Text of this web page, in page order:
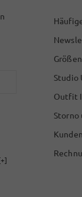
Studio
Outfit
Storno